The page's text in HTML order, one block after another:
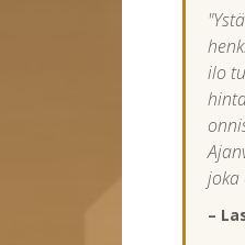
ilo
joka
–